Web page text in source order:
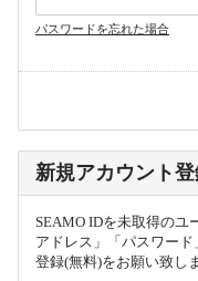
パスワードを忘れた場合
新規アカウント
SEAMO IDを未取得のユ
アドレス」「パスワー
登録(無料)をお願い致し